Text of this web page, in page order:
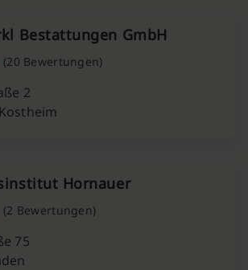
Bestattungen GmbH
(20 Bewertungen)
2
Hornauer
(2 Bewertungen)
75